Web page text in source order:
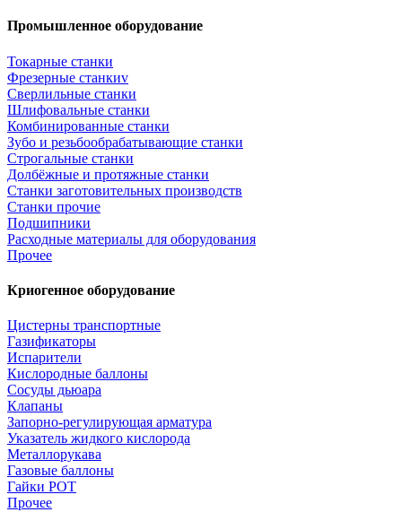
Промышленное оборудование
Токарные станки
Фрезерные станкиv
Сверлильные станки
Шлифовальные станки
Комбинированные станки
Зубо и резьбообрабатывающие станки
Строгальные станки
Долбёжные и протяжные станки
Станки заготовительных производств
Станки прочие
Подшипники
Расходные материалы для оборудования
Прочее
Криогенное оборудование
Цистерны транспортные
Газификаторы
Испарители
Кислородные баллоны
Сосуды дьюара
Клапаны
Запорно-регулирующая арматура
Указатель жидкого кислорода
Металлорукава
Газовые баллоны
Гайки РОТ
Прочее